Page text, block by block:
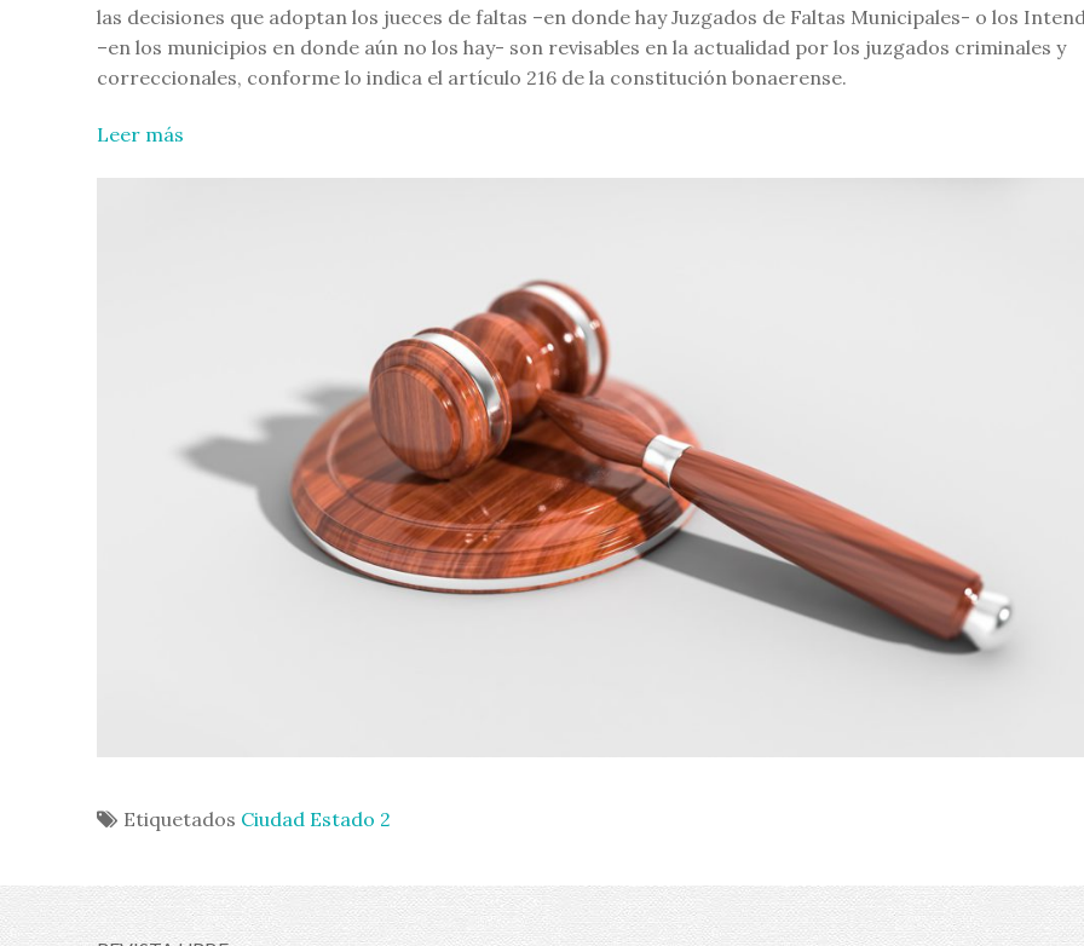
las decisiones que adoptan los jueces de faltas –en donde hay Juzgados de Faltas Municipales- o los
–en los municipios en donde aún no los hay- son revisables en la actualidad por los juzgados criminales y
correccionales, conforme lo indica el artículo 216 de la constitución bonaerense.
Leer más
Etiquetados Ciudad Estado 2